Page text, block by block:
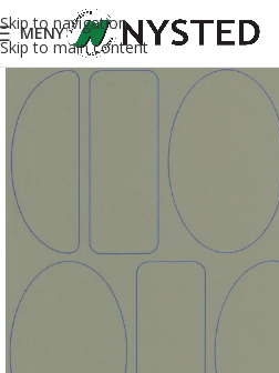
Skip to navigation
Skip to main content
MENY